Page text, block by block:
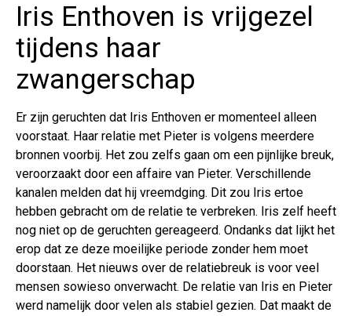
Iris Enthoven is vrijgezel
tijdens haar
zwangerschap
Er zijn geruchten dat Iris Enthoven er momenteel alleen
voorstaat. Haar relatie met Pieter is volgens meerdere
bronnen voorbij. Het zou zelfs gaan om een pijnlijke breuk,
veroorzaakt door een affaire van Pieter. Verschillende
kanalen melden dat hij vreemdging. Dit zou Iris ertoe
hebben gebracht om de relatie te verbreken. Iris zelf heeft
nog niet op de geruchten gereageerd. Ondanks dat lijkt het
erop dat ze deze moeilijke periode zonder hem moet
doorstaan. Het nieuws over de relatiebreuk is voor veel
mensen sowieso onverwacht. De relatie van Iris en Pieter
werd namelijk door velen als stabiel gezien. Dat maakt de